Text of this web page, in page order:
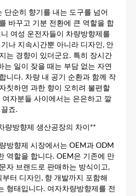
단순히 향기를 내는 도구를 넘어
바꾸고 기분 전환에 큰 역할을 합
여성 운전자들이 차량방향제를
나 지속시간뿐 아니라 디자인, 안
는 경향이 있더군요. 특히 장시간
는 일이 잦을 때는 부담 없는 자연
니다. 차량 내 공기 순환과 함께 작
칫하면 과한 향이 오히려 불편할
여자분들 사이에서는 은은하고 깔
죠.
량방향제 생산공장의 차이**
방향제 시장에서는 OEM과 ODM
역할을 합니다. OEM은 기존에 만
자 브랜드로 판매하는 방식이고,
터 디자인, 향 개발까지 포함해
형태입니다. 여자차량방향제를 전